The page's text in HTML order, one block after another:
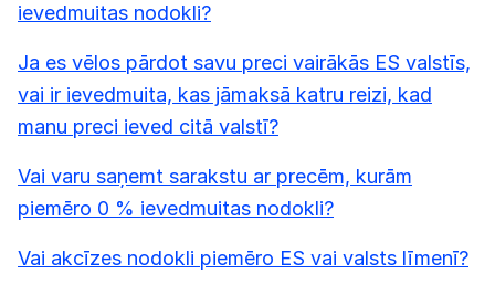
ievedmuitas nodokli?
Ja es vēlos pārdot savu preci vairākās ES valstīs,
vai ir ievedmuita, kas jāmaksā katru reizi, kad
manu preci ieved citā valstī?
Vai varu saņemt sarakstu ar precēm, kurām
piemēro 0 % ievedmuitas nodokli?
Vai akcīzes nodokli piemēro ES vai valsts līmenī?